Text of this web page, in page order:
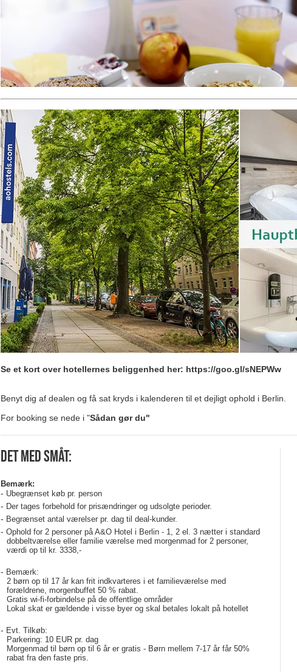
Se et kort over hotellernes beliggenhed her: https://goo.gl/sNEPWw
Benyt dig af dealen og få sat kryds i kalenderen til et dejligt ophold i Berlin.
For booking se nede i "Sådan gør du"
Det med småt:
Bemærk:
Ubegrænset køb pr. person
Der tages forbehold for prisændringer og udsolgte perioder.
Begrænset antal værelser pr. dag til deal-kunder.
Ophold for 2 personer på A&O Hotel i Berlin - 1, 2 el. 3 nætter i standard
dobbeltværelse eller familie værelse med morgenmad for 2 personer,
værdi op til kr. 3338,-
Bemærk:
2 børn op til 17 år kan frit indkvarteres i et familieværelse med
forældrene, morgenbuffet 50 % rabat.
Gratis wi-fi-forbindelse på de offentlige områder
Lokal skat er gældende i visse byer og skal betales lokalt på hotellet
Evt. Tilkøb:
Parkering: 10 EUR pr. dag
Morgenmad til børn op til 6 år er gratis - Børn mellem 7-17 år får 50%
rabat fra den faste pris.